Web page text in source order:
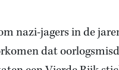
nazi-jagers in de
dat